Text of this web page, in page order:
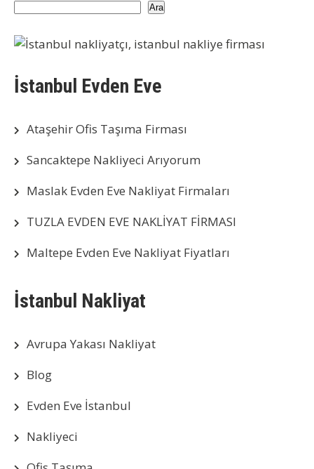
Ara
İstanbul Evden Eve
Ataşehir Ofis Taşıma Firması
Sancaktepe Nakliyeci Arıyorum
Maslak Evden Eve Nakliyat Firmaları
TUZLA EVDEN EVE NAKLİYAT FİRMASI
Maltepe Evden Eve Nakliyat Fiyatları
İstanbul Nakliyat
Avrupa Yakası Nakliyat
Blog
Evden Eve İstanbul
Nakliyeci